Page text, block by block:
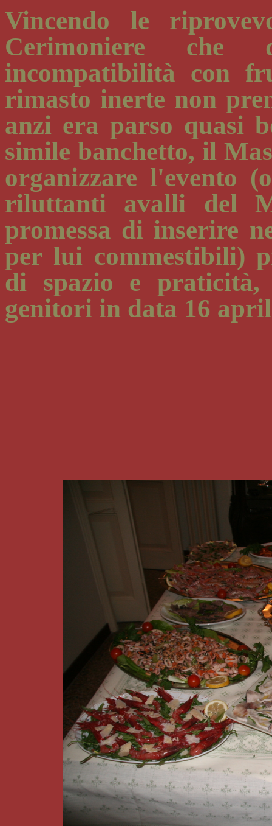
Vincendo le
Cerimoniere che
incompatibilità con
rimasto inerte non
anzi era parso quasi
simile banchetto, il
organizzare l'evento
riluttanti avalli del
promessa di inserire
per lui commestibili)
di spazio e
genitori in data 16